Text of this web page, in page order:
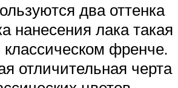
два оттенка
нанесения лака такая
френче.
отличительная черта